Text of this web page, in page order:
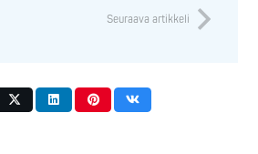
Seuraava artikkeli